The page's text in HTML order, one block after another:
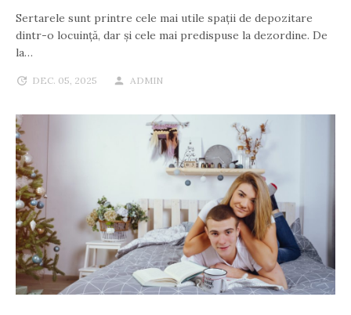
Sertarele sunt printre cele mai utile spații de depozitare
dintr-o locuință, dar și cele mai predispuse la dezordine. De
la…
DEC. 05, 2025 ADMIN